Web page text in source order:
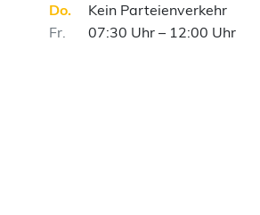
Do
Kein Parteienverkehr
Fr
07:30 Uhr – 12:00 Uhr